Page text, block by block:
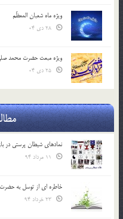
ویژه ماه شعبان المعظّم
ویژه مبعث حضرت محمد صلی
نمادهای شیطان پرستی در
خاطره ای از توسل به